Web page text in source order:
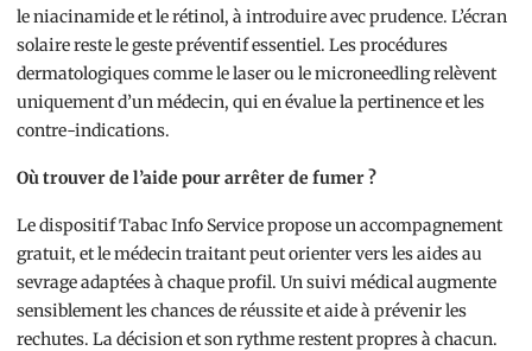
le niacinamide et le rétinol, à introduire avec prudence. L’écran
solaire reste le geste préventif essentiel. Les procédures
dermatologiques comme le laser ou le microneedling relèvent
uniquement d’un médecin, qui en évalue la pertinence et les
contre-indications.
Où trouver de l’aide pour arrêter de fumer ?
Le dispositif Tabac Info Service propose un accompagnement
gratuit, et le médecin traitant peut orienter vers les aides au
sevrage adaptées à chaque profil. Un suivi médical augmente
sensiblement les chances de réussite et aide à prévenir les
rechutes. La décision et son rythme restent propres à chacun.